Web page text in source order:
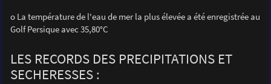
o La température de l'eau de mer la plus élevée a été enregistrée au
Golf Persique avec 35,80°C
LES RECORDS DES PRECIPITATIONS ET
SECHERESSES :